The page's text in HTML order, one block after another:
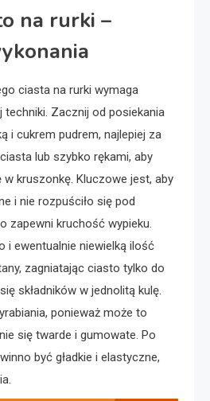
na rurki –
ciasta na rurki wymaga
techniki. Zacznij od posiekania
i cukrem pudrem, najlepiej za
lub szybko rękami, aby
w kruszonkę. Kluczowe jest, aby
i nie rozpuściło się pod
zapewni kruchość wypieku.
i ewentualnie niewielką ilość
zagniatając ciasto tylko do
składników w jednolitą kulę.
ponieważ może to
się twarde i gumowate. Po
być gładkie i elastyczne,